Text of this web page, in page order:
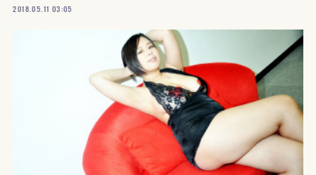
2018.05.11 03:05